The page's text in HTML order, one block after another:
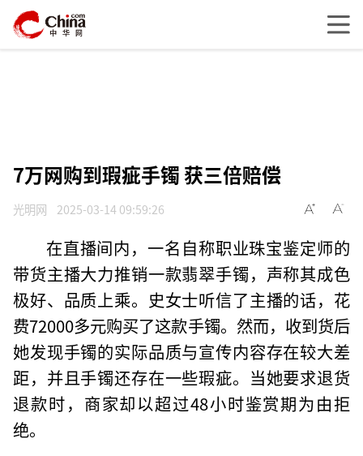
7万网购到瑕疵手镯 获三倍赔偿
光明网 2025-03-14 09:59:26
在直播间内，一名自称职业珠宝鉴定师的
带货主播大力推销一款翡翠手镯，声称其成色
极好、品质上乘。史女士听信了主播的话，花
费72000多元购买了这款手镯。然而，收到货后
她发现手镯的实际品质与宣传内容存在较大差
距，并且手镯还存在一些瑕疵。当她要求退货
退款时，商家却以超过48小时鉴赏期为由拒
绝。